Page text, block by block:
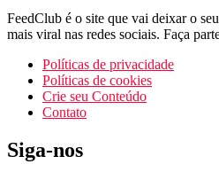
FeedClub é o site que vai deixar o
mais viral nas redes sociais. Faça
Políticas de privacidade
Políticas de cookies
Crie seu Conteúdo
Contato
Siga-nos